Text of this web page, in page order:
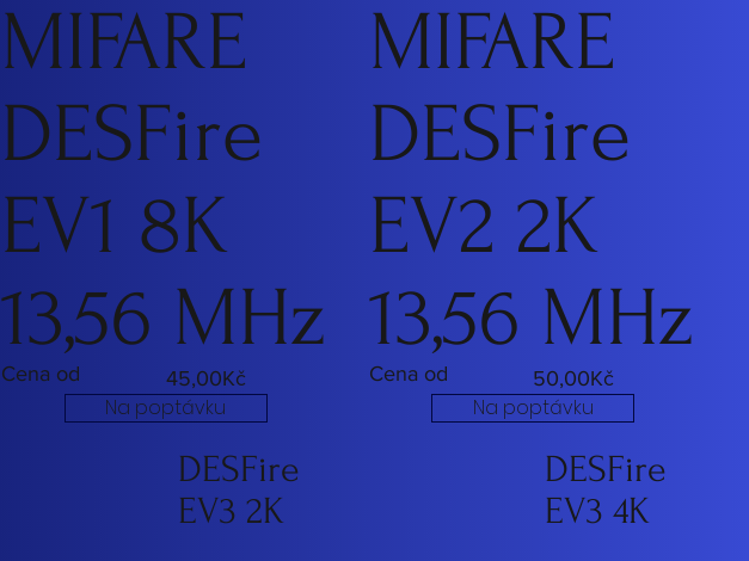
45,00Kč
Cena od
MIFARE
DESFire
EV1 8K
13,56 MHz
Na poptávku
50,00Kč
Cena od
MIFARE
DESFire
EV2 2K
13,56 MHz
Na poptávku
DESFire
EV3 2K
DESFire
EV3 4K